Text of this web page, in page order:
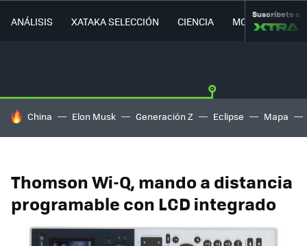
ANÁLISIS XATAKA SELECCIÓN CIENCIA MOVILIDAD
Suscríbete a
HOY SE HABLA DE
China Elon Musk Generación Z Eclipse Mapa
Thomson Wi-Q, mando a distancia
programable con LCD integrado